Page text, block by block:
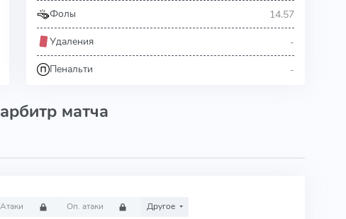
Фолы 14.57
Удаления -
Пенальти -
матча
Атаки Оп. атаки Другое